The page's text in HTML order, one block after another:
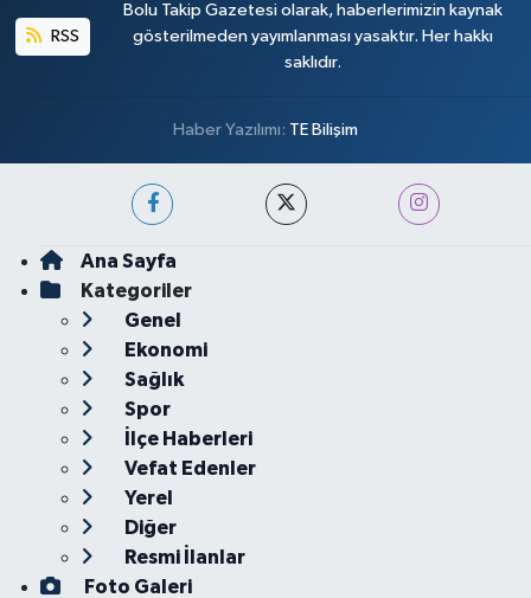
RSS
Bolu Takip Gazetesi olarak, haberlerimizin kaynak
gösterilmeden yayımlanması yasaktır. Her hakkı
saklıdır.
Haber Yazılımı: TE Bilişim
Ana Sayfa
Kategoriler
Genel
Ekonomi
Sağlık
Spor
İlçe Haberleri
Vefat Edenler
Yerel
Diğer
Resmi İlanlar
Foto Galeri